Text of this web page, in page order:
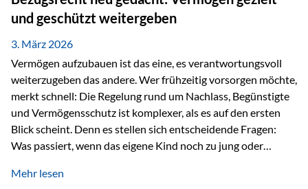
der Vermögensverwaltungs-Gebühren /
Depotbankgebühren Jährliches Steuerreporting erforderlich
Zinsen, Dividenden und Kursgewinne werden laufend
besteuert.
und geschützt weitergeben
3. März 2026
Vermögen aufzubauen ist das eine, es verantwortungsvoll
weiterzugeben das andere. Wer frühzeitig vorsorgen möchte,
merkt schnell: Die Regelung rund um Nachlass, Begünstigte
und Vermögensschutz ist komplexer, als es auf den ersten
Blick scheint. Denn es stellen sich entscheidende Fragen:
Was passiert, wenn das eigene Kind noch zu jung oder
verwalten? Wie kann verhindert werden, dass Ex-Partner,
Mehr lesen